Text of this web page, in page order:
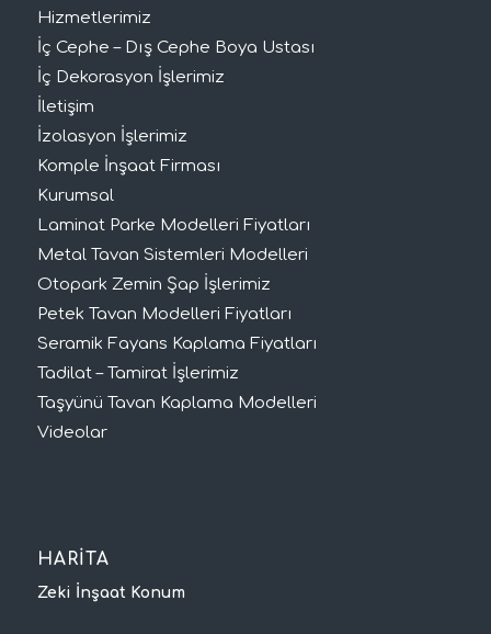
Hizmetlerimiz
İç Cephe – Dış Cephe Boya Ustası
İç Dekorasyon İşlerimiz
İletişim
İzolasyon İşlerimiz
Komple İnşaat Firması
Kurumsal
Laminat Parke Modelleri Fiyatları
Metal Tavan Sistemleri Modelleri
Otopark Zemin Şap İşlerimiz
Petek Tavan Modelleri Fiyatları
Seramik Fayans Kaplama Fiyatları
Tadilat – Tamirat İşlerimiz
Taşyünü Tavan Kaplama Modelleri
Videolar
HARİTA
Zeki İnşaat Konum